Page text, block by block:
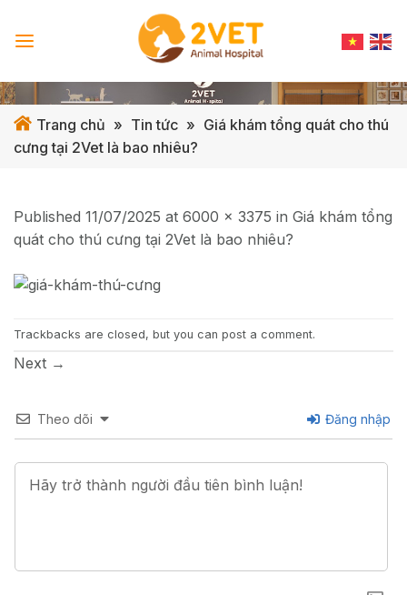
Trang chủ » Tin tức » Giá khám tổng quát cho thú
cưng tại 2Vet là bao nhiêu?
Published 11/07/2025 at 6000 × 3375 in Giá khám tổng
quát cho thú cưng tại 2Vet là bao nhiêu?
Trackbacks are closed, but you can post a comment.
Next →
Theo dõi Đăng nhập